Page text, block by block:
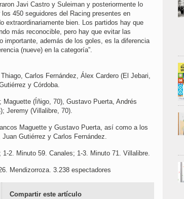
Javi Castro y Suleiman y posteriormente lo
450 seguidores del Racing presentes en
extraordinariamente bien. Los partidos hay que
más reconocible, pero hay que evitar las
importante, además de los goles, es la diferencia
(nueve) en la categoría”.
Carlos Fernández, Álex Cardero (El Jebari,
y Córdoba.
(Íñigo, 70), Gustavo Puerta, Andrés
Jeremy (Villalibre, 70).
Maguette y Gustavo Puerta, así como a los
Gutiérrez y Carlos Fernández.
2. Minuto 59. Canales; 1-3. Minuto 71. Villalibre.
Mendizorroza. 3.238 espectadores
Compartir este artículo